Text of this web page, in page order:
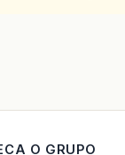
O GRUPO